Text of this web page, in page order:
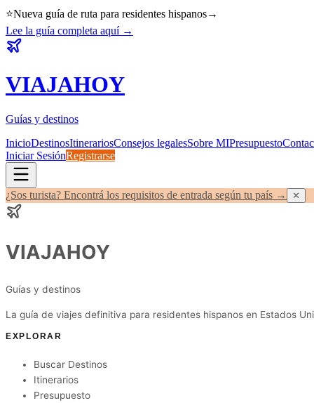
⭐Nueva guía de ruta para residentes hispanos→
Lee la guía completa aquí →
VIAJAHOY
Guías y destinos
InicioDestinosItinerariosConsejos legalesSobre MIPresupuesto
Iniciar SesiónRegistrarse
¿Sos turista? Encontrá los requisitos de entrada según tu país → ✕
VIAJAHOY
Guías y destinos
La guía de viajes definitiva para residentes hispanos en Estados
EXPLORAR
Buscar Destinos
Itinerarios
Presupuesto